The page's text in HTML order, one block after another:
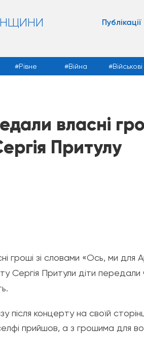
Публікації
Рівне Війна Військові
власні
Притулу
гроші зі словами «Ось, ми для
Сергія Притули діти передали
концерту на своїй
прийшов, а з грошима для